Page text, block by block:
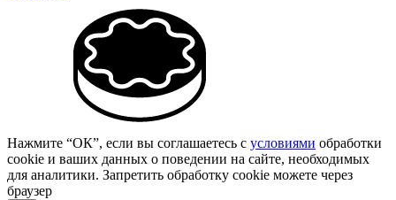
Нажмите “ОК”, если вы соглашаетесь с условиями обработки
cookie и ваших данных о поведении на сайте, необходимых
для аналитики. Запретить обработку cookie можете через
браузер